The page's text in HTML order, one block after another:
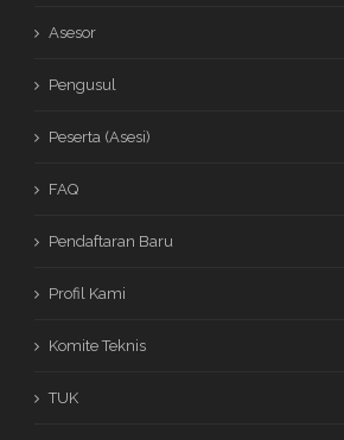
Asesor
Pengusul
Peserta (Asesi)
FAQ
Pendaftaran Baru
Profil Kami
Komite Teknis
TUK